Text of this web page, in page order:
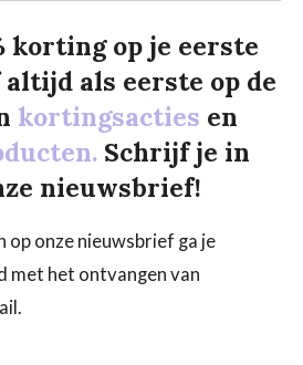
korting op je eerste
als eerste op de
kortingsacties en
Schrijf je in
nieuwsbrief!
op onze nieuwsbrief ga je
met het ontvangen van